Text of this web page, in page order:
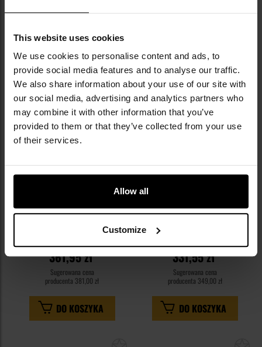
This website uses cookies
We use cookies to personalise content and ads, to
provide social media features and to analyse our traffic.
We also share information about your use of our site with
our social media, advertising and analytics partners who
may combine it with other information that you’ve
provided to them or that they’ve collected from your use
of their services.
Allow all
Customize
DO KOSZYKA
Dodaj
do
schowka
Kabura Doubletap Gear Kydex
pistoletów CZ P-10 C - Black
361,95 zł
Sugerowana cena
producenta 381,00 zł
DO KOSZYKA
Kabura wewnętrzna Doubletap
ładownicą do pistoletów H&K
P30/SFP9 – Black
331,55 zł
Sugerowana cena
producenta 349,00 zł
DO KOSZYKA